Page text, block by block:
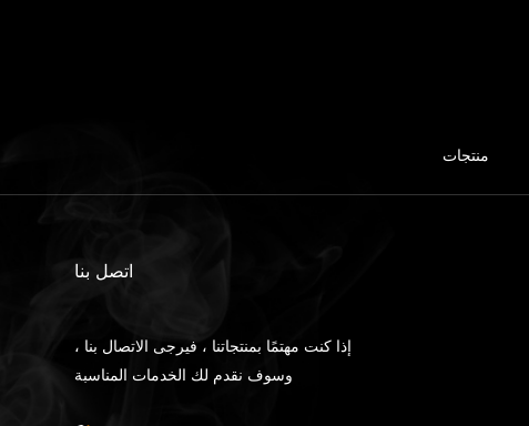
منتجات
اتصل بنا
إذا كنت مهتمًا بمنتجاتنا ، فيرجى الاتصال بنا ،
وسوف نقدم لك الخدمات المناسبة